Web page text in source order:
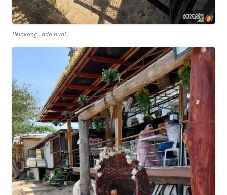
Belakang…ada buai..